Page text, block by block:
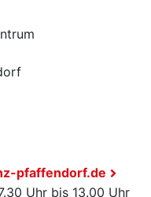
pfaffendorf.de
Uhr bis 13.00 Uhr